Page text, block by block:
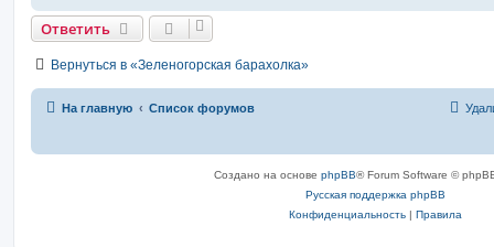
Ответить
Вернуться в «Зеленогорская барахолка»
На главную Список форумов
Создано на основе phpBB® Forum Software ©
Русская поддержка phpBB
Конфиденциальность | Правила